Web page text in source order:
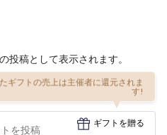
投稿として表示されます。
ギフトの売上は主催者に還元されま
す!
ギフトを贈る